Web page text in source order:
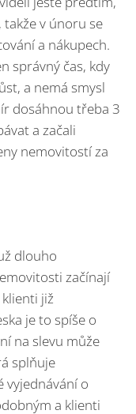
takže v únoru se
a nákupech.
správný čas, kdy
a nemá smysl
dosáhnou třeba 3
a začali
nemovitostí za
dlouho
začínají
již
je to spíše o
na slevu může
splňuje
vyjednávání o
a klienti